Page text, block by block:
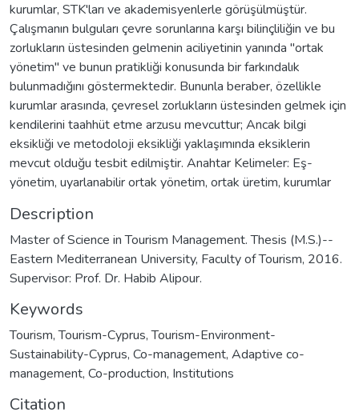
kurumlar, STK'ları ve akademisyenlerle görüşülmüştür.
Çalışmanın bulguları çevre sorunlarına karşı bilinçliliğin ve bu
zorlukların üstesinden gelmenin aciliyetinin yanında "ortak
yönetim" ve bunun pratikliği konusunda bir farkındalık
bulunmadığını göstermektedir. Bununla beraber, özellikle
kurumlar arasında, çevresel zorlukların üstesinden gelmek için
kendilerini taahhüt etme arzusu mevcuttur; Ancak bilgi
eksikliği ve metodoloji eksikliği yaklaşımında eksiklerin
mevcut olduğu tesbit edilmiştir. Anahtar Kelimeler: Eş-
yönetim, uyarlanabilir ortak yönetim, ortak üretim, kurumlar
Description
Master of Science in Tourism Management. Thesis (M.S.)--
Eastern Mediterranean University, Faculty of Tourism, 2016.
Supervisor: Prof. Dr. Habib Alipour.
Keywords
Tourism,Tourism-Cyprus,Tourism-Environment-
Sustainability-Cyprus, Co-management, Adaptive co-
management, Co-production, Institutions
Citation